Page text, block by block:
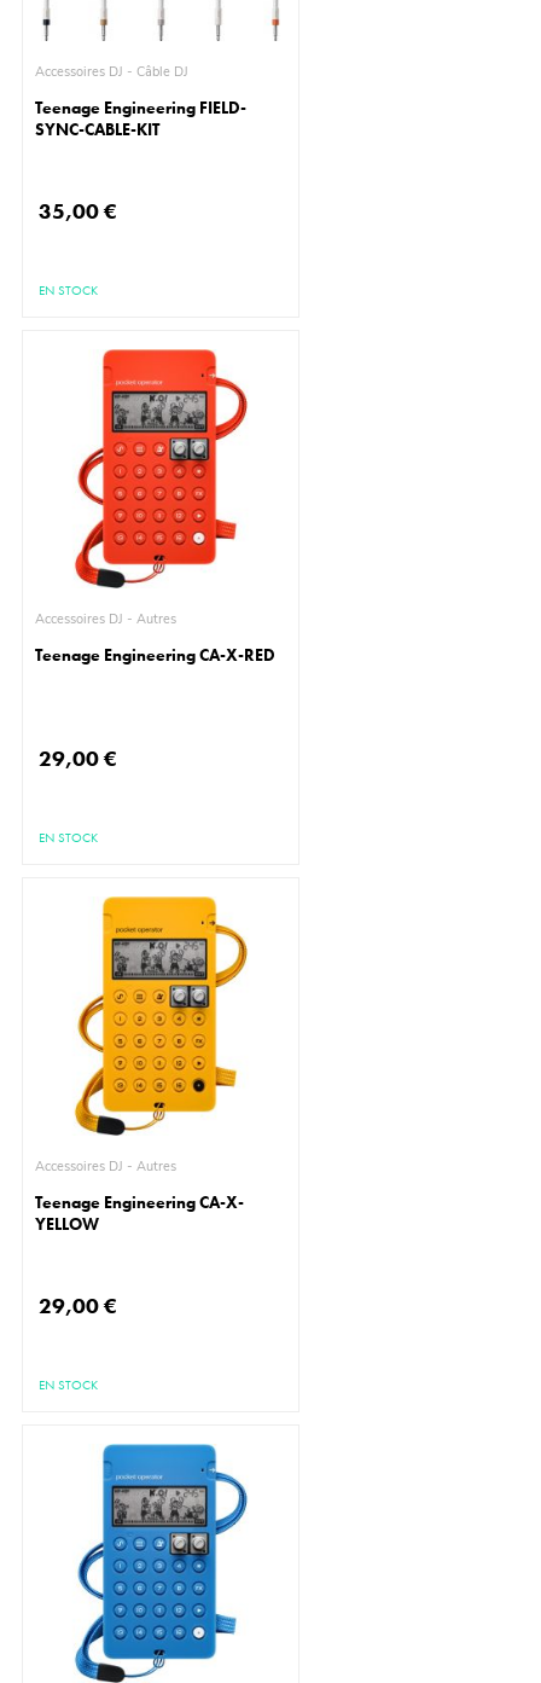
Accessoires DJ - Câble DJ
Teenage Engineering FIELD-
SYNC-CABLE-KIT
35,00 €
EN STOCK
Accessoires DJ - Autres
Teenage Engineering CA-X-RED
29,00 €
EN STOCK
Accessoires DJ - Autres
Teenage Engineering CA-X-
YELLOW
29,00 €
EN STOCK